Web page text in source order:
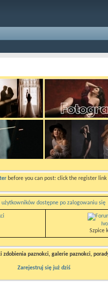
before you can post: click the register
użytkowników dostępne po zalogowaniu się
Szpice
paznokci, galerie paznokci,
Zarejestruj się już dziś